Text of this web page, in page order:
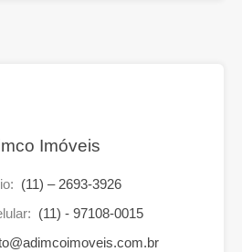
Imóveis
(11) – 2693-3926
(11) - 97108-0015